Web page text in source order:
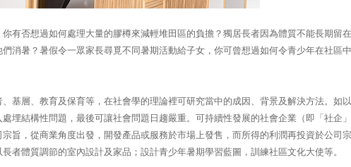
有否想過如何處理大量的膠樽來減輕堆田區的負擔？獨居長者因為體質不能長期留
消暑？暑假令一眾家長尋覓不同暑期活動給子女，你可曾想過如何令青少年在社區
基層、教育及保育等，在社會學的理論裡可研究當中的成因、背景及解決方法。如
埋結構性問題，最後可讓社會問題日趨嚴重。可持續性發展的社會企業（即「社企
旨，從商業角度出發，開發產品或服務於市場上發售，而所得的利潤再投資於公司
者體質調節的室內設計及家品；設計青少年暑期學習藍圖，訓練社區文化大使等。